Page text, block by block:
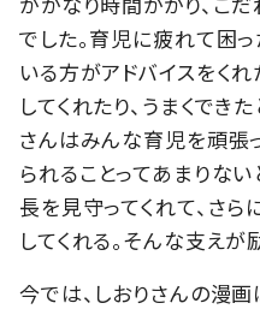
でした。育児に疲れて困
いる方がアドバイスをく
してくれたり、うまくでき
さんはみんな育児を頑張
られることってあまりない
長を見守ってくれて、さ
してくれる。そんな支えが
今では、しおりさんの漫